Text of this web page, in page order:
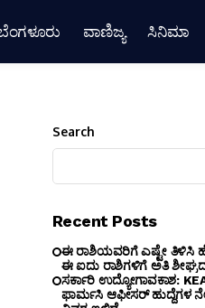
ವಾಣಿಜ್ಯ ಸಿನಿಮಾ
Search
Recent Posts
ಈ ರಾಶಿಯವರಿಗೆ ಎಷ್ಟೇ ತಿಳಿಸಿ
ಈ ಐದು ರಾಶಿಗಳಿಗೆ ಅತಿ
ಸರ್ಕಾರಿ ಉದ್ಯೋಗಾವಕಾಶ:
ಫಾರ್ಮಸಿ ಆಫೀಸರ್ ಹುದ್ದೆಗಳ